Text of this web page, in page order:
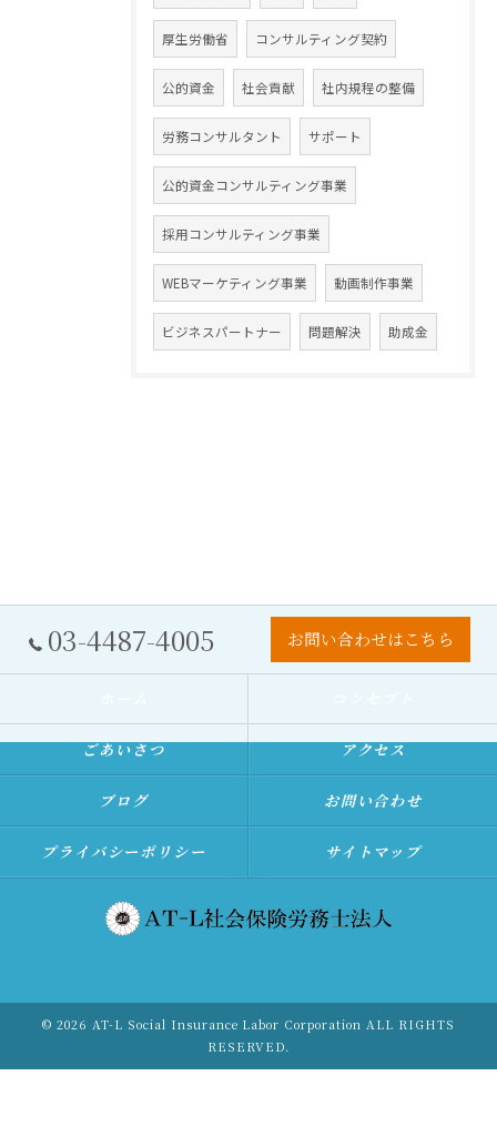
厚生労働省 コンサルティング契約
公的資金 社会貢献 社内規程の整備
労務コンサルタント サポート
公的資金コンサルティング事業
採用コンサルティング事業
WEBマーケティング事業 動画制作事業
ビジネスパートナー 問題解決 助成金
03-4487-4005 お問い合わせはこちら
ごあいさつ アクセス
ブログ お問い合わせ
プライバシーポリシー サイトマップ
© 2026 AT-L Social Insurance Labor Corporation ALL RIGHTS
RESERVED.